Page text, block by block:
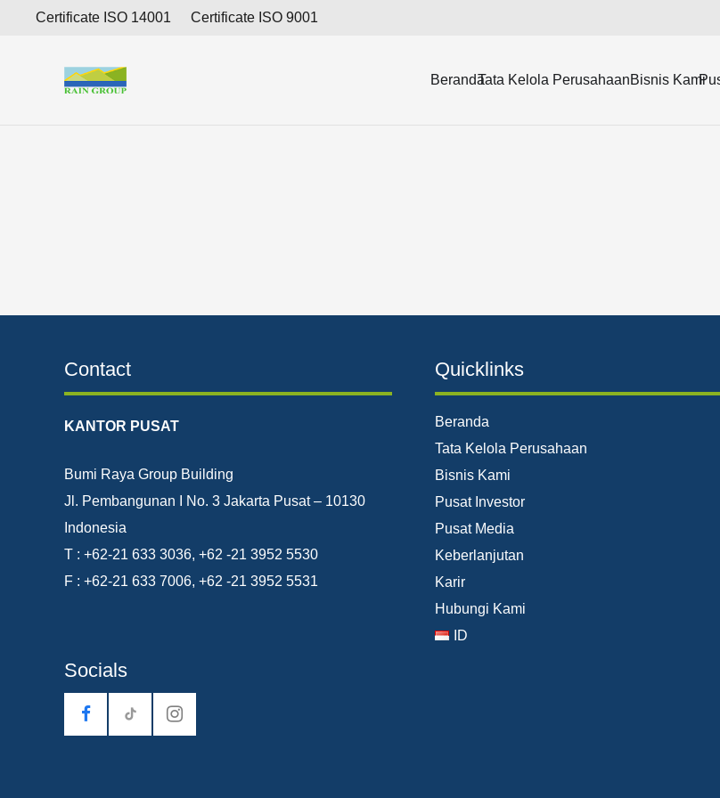
Certificate ISO 14001 Certificate ISO 9001
BerandaTata Kelola PerusahaanBisnis Kami
Per 30 September 2023, Perseroan melaporkan pendapatan berjumlah US$236,23 juta meningkat
Contact
KANTOR PUSAT
Bumi Raya Group Building
Jl. Pembangunan I No. 3 Jakarta Pusat – 10130
Indonesia
T : +62-21 633 3036, +62 -21 3952 5530
F : +62-21 633 7006, +62 -21 3952 5531
Socials
tiktok
Quicklinks
Beranda
Tata Kelola Perusahaan
Bisnis Kami
Pusat Investor
Pusat Media
Keberlanjutan
Karir
Hubungi Kami
ID